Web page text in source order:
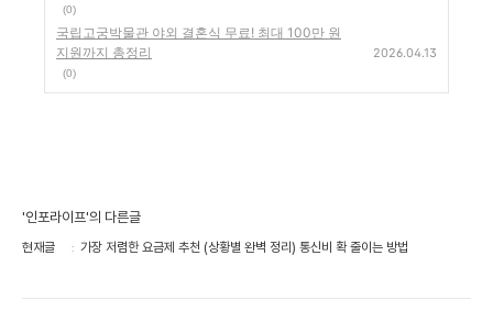
(0)
국립고궁박물관 야외 결혼식 무료! 최대 100만 원
지원까지 총정리
(0)
2026.04.13
'인포라이프'의 다른글
현재글 가장 저렴한 요금제 추천 (상황별 완벽 정리) 통신비 확 줄이는 방법